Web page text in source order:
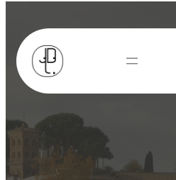
Aller
au
contenu